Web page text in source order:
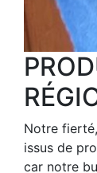
Notre
issus de
car notre